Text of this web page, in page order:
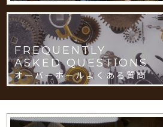
FREQUENTLY
ASKED QUESTIONS
オーバーホールよくある質問